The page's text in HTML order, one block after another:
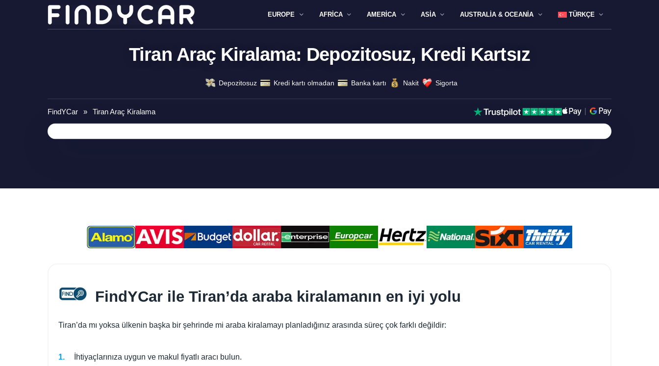
EUROPE AFRICA AMERICA ASIA AUSTRALIA & OCEANIA TÜRKÇE
Tiran Araç Kiralama: Depozitosuz, Kredi Kartsız
Depozitosuz Kredi kartı olmadan Banka kartı Nakit Sigorta
FindYCar » Tiran Araç Kiralama
FindYCar ile Tiran’da araba kiralamanın en iyi yolu
Tiran’da mı yoksa ülkenin başka bir şehrinde mi araba kiralamayı planladığınız arasında süreç çok farklı değildir:
İhtiyaçlarınıza uygun ve makul fiyatlı aracı bulun.